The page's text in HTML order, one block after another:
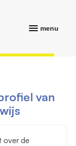
menu
van
over de